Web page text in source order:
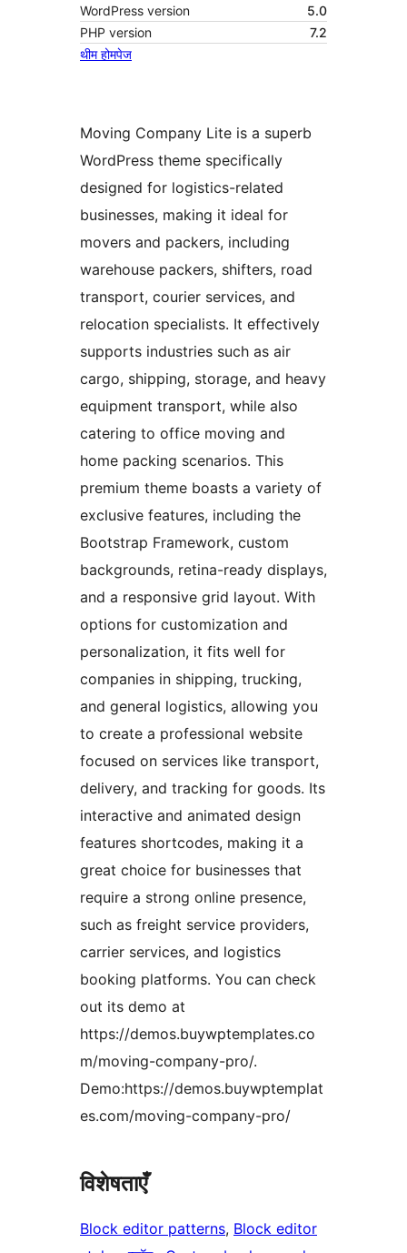
WordPress version
5.0
PHP version
7.2
थीम होमपेज
Moving Company Lite is a superb
WordPress theme specifically
designed for logistics-related
businesses, making it ideal for
movers and packers, including
warehouse packers, shifters, road
transport, courier services, and
relocation specialists. It effectively
supports industries such as air
cargo, shipping, storage, and heavy
equipment transport, while also
catering to office moving and
home packing scenarios. This
premium theme boasts a variety of
exclusive features, including the
Bootstrap Framework, custom
backgrounds, retina-ready displays,
and a responsive grid layout. With
options for customization and
personalization, it fits well for
companies in shipping, trucking,
and general logistics, allowing you
to create a professional website
focused on services like transport,
delivery, and tracking for goods. Its
interactive and animated design
features shortcodes, making it a
great choice for businesses that
require a strong online presence,
such as freight service providers,
carrier services, and logistics
booking platforms. You can check
out its demo at
https://demos.buywptemplates.co
m/moving-company-pro/.
Demo:https://demos.buywptemplat
es.com/moving-company-pro/
विशेषताएँ
Block editor patterns, Block editor